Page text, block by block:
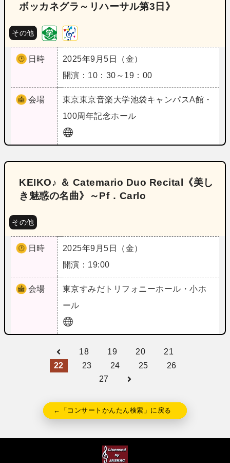
ボッカネグラ～リハーサル第3日》
その他
日時
2025年9月5日（金）
開演：10：30～19：00
会場 東京東京音楽大学池袋キャンパスA館・
100周年記念ホール
KEIKO♪ ＆ Catemario Duo Recital《美し
き魅惑の名曲》～Pf．Carlo
その他
日時
2025年9月5日（金）
開演：19:00
会場 東京すみだトリフォニーホール・小ホ
ール
18 19 20
21
22
23 24 25
26
27
←「コンサートかんたん検索」に戻る